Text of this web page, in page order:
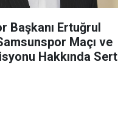
Başkanı Ertuğrul
Maçı ve
Hakkında Sert